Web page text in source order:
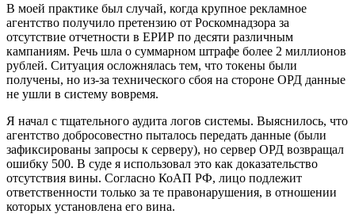
В моей практике был случай, когда крупное рекламное
агентство получило претензию от Роскомнадзора за
отсутствие отчетности в ЕРИР по десяти различным
кампаниям. Речь шла о суммарном штрафе более 2 миллионов
рублей. Ситуация осложнялась тем, что токены были
получены, но из-за технического сбоя на стороне ОРД данные
не ушли в систему вовремя.
Я начал с тщательного аудита логов системы. Выяснилось, что
агентство добросовестно пыталось передать данные (были
зафиксированы запросы к серверу), но сервер ОРД возвращал
ошибку 500. В суде я использовал это как доказательство
отсутствия вины. Согласно КоАП РФ, лицо подлежит
ответственности только за те правонарушения, в отношении
которых установлена его вина.